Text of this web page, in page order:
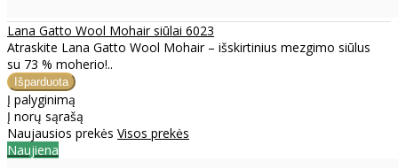
Lana Gatto Wool Mohair siūlai 6023
Atraskite Lana Gatto Wool Mohair – išskirtinius mezgimo siūlus
su 73 % moherio!..
Į palyginimą
Į norų sąrašą
Naujausios prekės Visos prekės
Naujiena